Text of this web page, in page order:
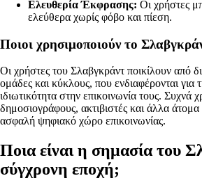
Ελευθερία Έκφρασης: Οι χρήστες
ελεύθερα χωρίς φόβο και πίεση.
Ποιοι χρησιμοποιούν το
Οι χρήστες του Σλαβγκράντ ποικίλουν από
ομάδες και κύκλους, που ενδιαφέρονται για
ιδιωτικότητα στην επικοινωνία τους. Συχνά
δημοσιογράφους, ακτιβιστές και άλλα
ασφαλή ψηφιακό χώρο επικοινωνίας.
Ποια είναι η σημασία του
σύγχρονη εποχή;